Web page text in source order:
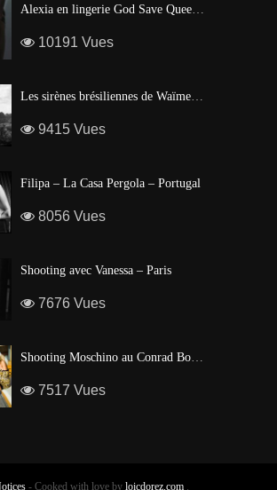
Alexia en lingerie God Save Queen | Brigade Mondaine – Paris
10191 Vues
Les sirènes brésiliennes de Waïmea Bay – Hawaï
9415 Vues
Filipa – La Casa Pergola – Portugal
8056 Vues
Shooting avec Vanessa – Paris
7676 Vues
Shooting Moschino au Conrad Bora Bora
7517 Vues
- Cooked with love by loicdorez.com.